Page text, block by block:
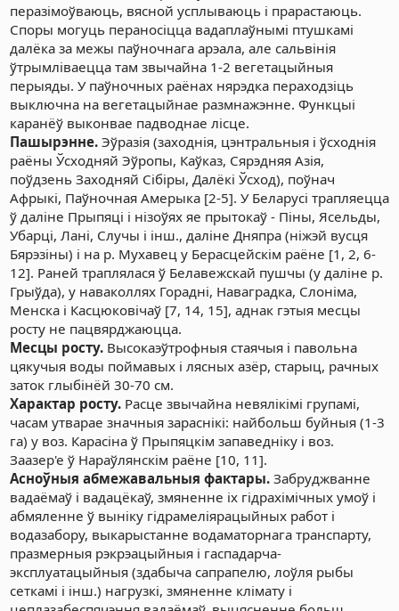
перазімоўваюць, вясной усплываюць і прарастаюць.
Споры могуць пераносіцца вадаплаўнымі птушкамі
далёка за межы паўночнага арэала, але сальвінія
ўтрымліваецца там звычайна 1-2 вегетацыйныя
перыяды. У паўночных раёнах нярэдка пераходзіць
выключна на вегетацыйнае размнажэнне. Функцыі
каранёў выконвае падводнае лісце.
Пашырэнне.Эўразія (заходнія, цэнтральныя і ўсходнія
раёны Ўсходняй Эўропы, Каўказ, Сярэдняя Азія,
поўдзень Заходняй Сібіры, Далёкі Ўсход), поўнач
Афрыкі, Паўночная Амерыка [2-5]. У Беларусі трапляецца
ў даліне Прыпяці і нізоўях яе прытокаў - Піны, Ясельды,
Убарці, Лані, Случы і інш., даліне Дняпра (ніжэй вусця
Бярэзіны) і на р. Мухавец у Берасцейскім раёне [1, 2, 6-
12]. Раней траплялася ў Белавежскай пушчы (у даліне р.
Грыўда), у наваколлях Горадні, Наваградка, Слоніма,
Менска і Касцюковічаў [7, 14, 15], аднак гэтыя месцы
росту не пацвярджаюцца.
Месцы росту.Высокаэўтрофныя стаячыя і павольна
цякучыя воды поймавых і лясных азёр, старыц, рачных
заток глыбінёй 30-70 см.
Характар росту.Расце звычайна невялікімі групамі,
часам утварае значныя зараснікі: найбольш буйныя (1-3
га) у воз. Карасіна ў Прыпяцкім запаведніку і воз.
Заазер'е ў Нараўлянскім раёне [10, 11].
Асноўныя абмежавальныя фактары.Забруджванне
вадаёмаў і вадацёкаў, змяненне іх гідрахімічных умоў і
абмяленне ў выніку гідрамеліярацыйных работ і
водазабору, выкарыстанне водаматорнага транспарту,
празмерныя рэкрэацыйныя і гаспадарча-
эксплуатацыйныя (здабыча сапрапелю, лоўля рыбы
сеткамі і інш.) нагрузкі, змяненне клімату і